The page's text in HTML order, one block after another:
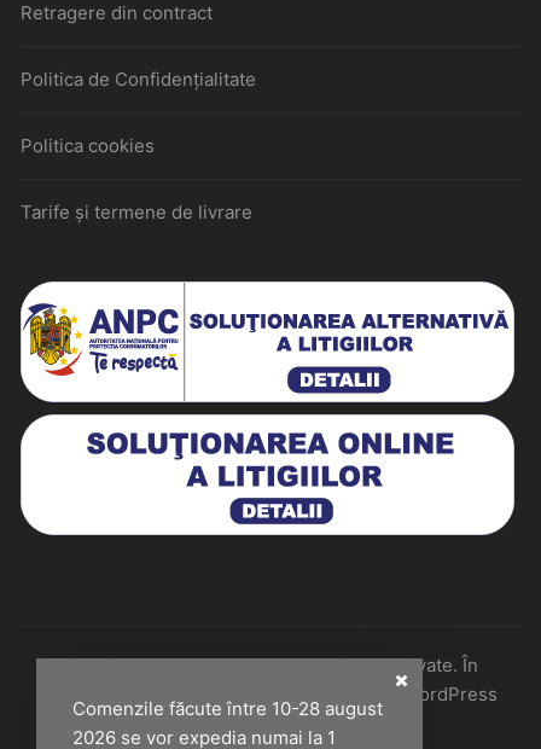
Comenzile făcute între 10-28 august
2026 se vor expedia numai la 1
Retragere din contract
Politica de Confidențialitate
Politica cookies
Tarife și termene de livrare
Historiarum 2026 - Toate drepturile rezervate. În
colaborare cu Perfect Pixel & Mentenanță WordPress